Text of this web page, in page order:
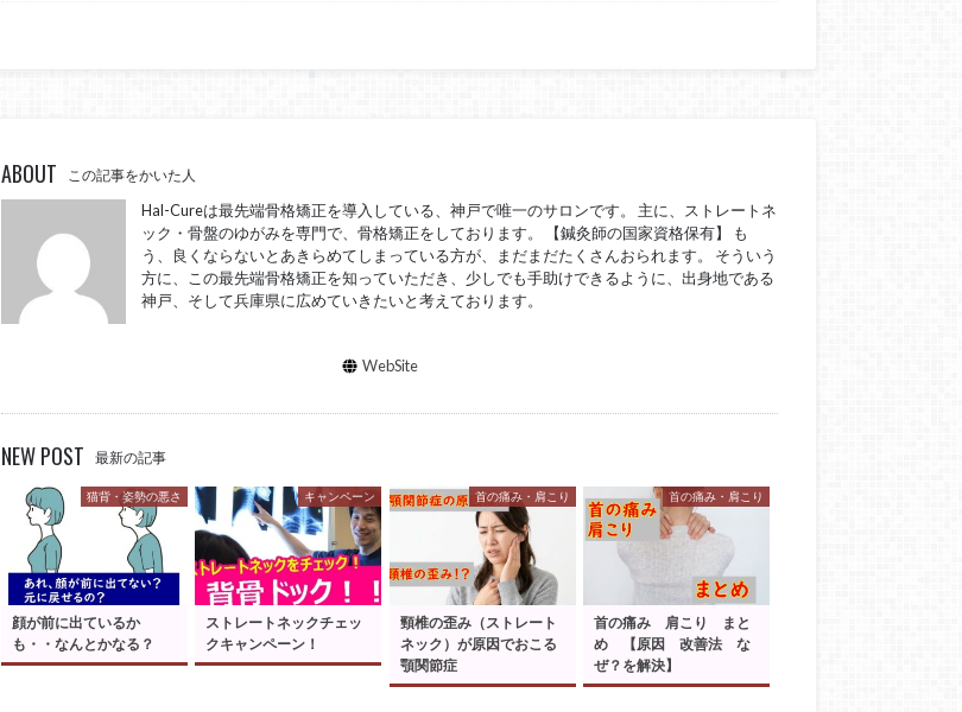
ABOUT この記事をかいた人
Hal-Cureは最先端骨格矯正を導入している、神戸で唯一のサロンです。 主に、ストレートネ
ック・骨盤のゆがみを専門で、骨格矯正をしております。 【鍼灸師の国家資格保有】 も
う、良くならないとあきらめてしまっている方が、まだまだたくさんおられます。 そういう
方に、この最先端骨格矯正を知っていただき、少しでも手助けできるように、出身地である
神戸、そして兵庫県に広めていきたいと考えております。
WebSite
NEW POST 最新の記事
猫背・姿勢の悪さ
顔が前に出ているか
も・・なんとかなる？
キャンペーン
ストレートネックチェッ
クキャンペーン！
首の痛み・肩こり
頸椎の歪み（ストレート
ネック）が原因でおこる
顎関節症
首の痛み・肩こり
首の痛み 肩こり まと
め 【原因 改善法 な
ぜ？を解決】